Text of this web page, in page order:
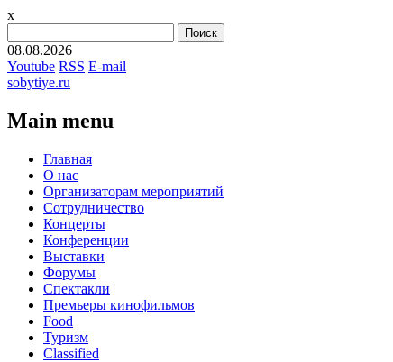
x
08.08.2026
Youtube RSS E-mail
sobytiye.ru
Main menu
Skip
content
Главная
О нас
Организаторам мероприятий
Сотрудничество
Концерты
Конференции
Выставки
Форумы
Спектакли
Премьеры кинофильмов
Food
Туризм
Сlassified